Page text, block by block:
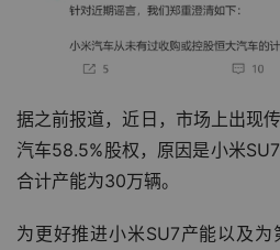
据之前报道，近日，市场上出现
汽车58.5%股权，原因是小米
合计产能为30万辆。
为更好推进小米SU7产能以及